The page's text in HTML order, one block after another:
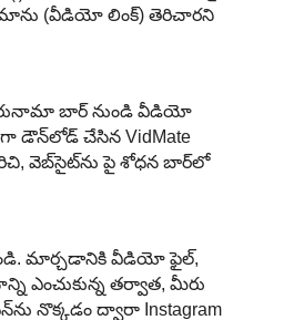
(వీడియో లింక్) తెరిచారని
బార్ నుండి వీడియో
డౌన్‌లోడ్ చేసిన VidMate
వెబ్‌సైట్‌ను పై శోధన బార్‌లో
మార్చడానికి వీడియో ఫైల్,
ఎంచుకున్న తర్వాత, మీరు
నొక్కడం ద్వారా Instagram